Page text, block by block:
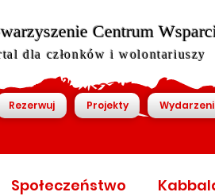
Centrum
dla członków i wolontariuszy
Rezerwuj Projekty
Społeczeństwo